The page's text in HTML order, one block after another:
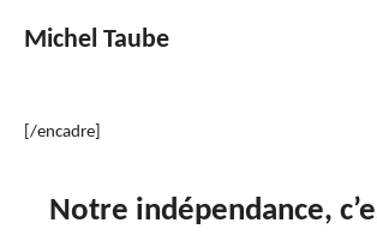
Michel Taube
[/encadre]
Notre indépendance,